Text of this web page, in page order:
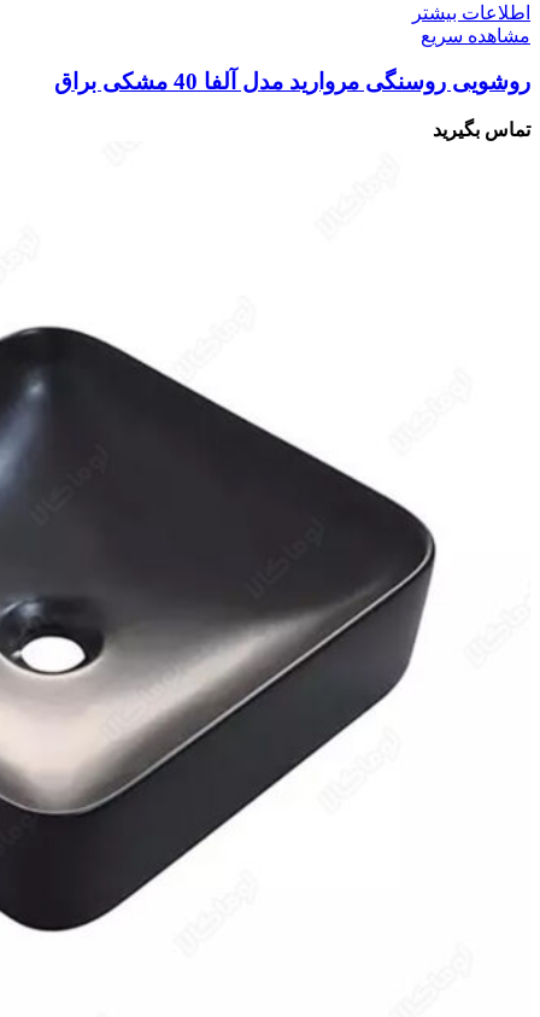
اطلاعات بیشتر
مشاهده سریع
روشویی روسنگی مروارید مدل آلفا 40 مشکی براق
تماس بگیرید